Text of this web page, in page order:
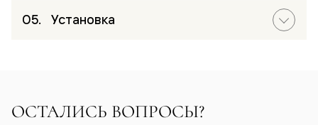
Установка
ОСТАЛИСЬ ВОПРОСЫ?